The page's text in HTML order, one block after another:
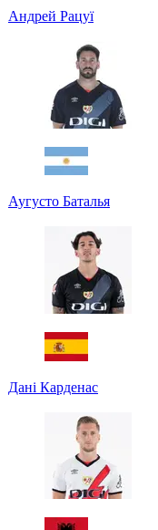
Андрей Рацуї
Аугусто Баталья
Дані Карденас